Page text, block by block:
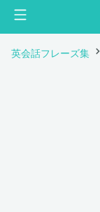
英会話フレーズ集